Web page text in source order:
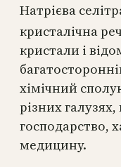
Натрієва
кристалічна
кристали і
хімічний
різних
господарство,
медицину.